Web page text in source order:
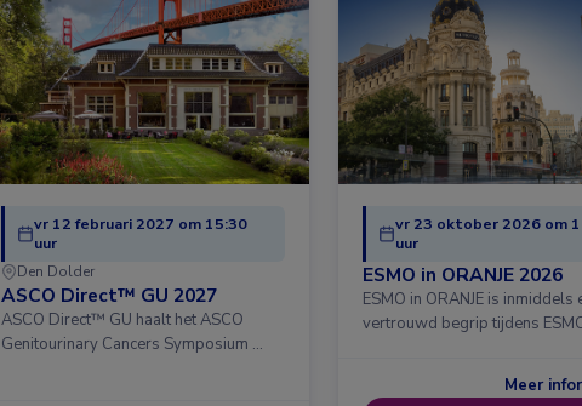
vr 12 februari 2027 om 15:30
uur
Den Dolder
ASCO Direct™ GU 2027
ASCO Direct™ GU haalt het ASCO
Genitourinary Cancers Symposium …
vr 23 oktober 2026 om
uur
ESMO in ORANJE 2026
ESMO in ORANJE is inmiddels
vertrouwd begrip tijdens
Meer